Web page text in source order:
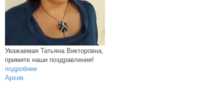
Уважаемая Татьяна Викторовна,
примите наши поздравления!
подробнее
Архив